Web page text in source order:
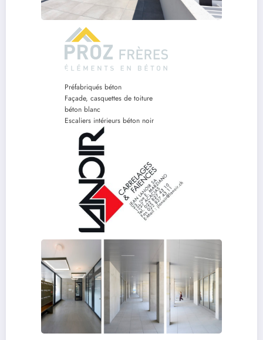
Préfabriqués béton
Façade, casquettes de toiture
béton blanc
Escaliers intérieurs béton noir